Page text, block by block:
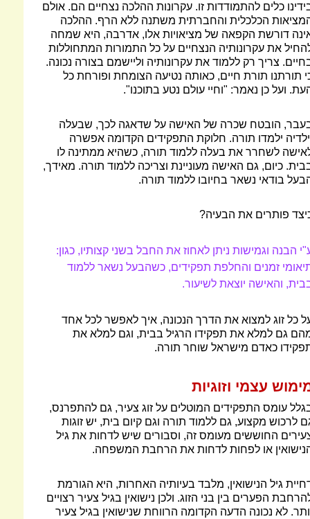
כלים להתמודדות זו. עקרונות ההלכה נצחיים הם. אולם
הכלכלית והחברתית משתנה ללא הרף. ההלכה
דורשת הקפאה של מציאויות אלו, אדרבה, היא שמחה
את עקרונותיה הנצחיים על כל התמורות המתחוללות
צריך רק ללמוד את עקרונותיה וליישמם בצורה נכונה.
תורתנו תורת חיים, כאותה נטיעה הצומחת ופורחת כל
ועל כן נאמר: "וחיי עולם נטע בתוכנו".
הובטח שכרה של האישה על שדאגה לכך, שבעלה
ילמדו תורה. חלוקת התפקידים הקדומה אפשרה
לשחרר את בעלה ללמוד תורה, כשהיא ממתינה לו
כיום, גם האישה מעוניינת וצריכה ללמוד תורה. מאידך,
בודאי נשאר בחיובו ללמוד תורה.
פותרים את הבעיה?
הבנה וגמישות ניתן לאחוז את החבל בשני קצותיו, כגון:
זמנים והחלפת תפקידים, כשהבעל נשאר ללמוד
והאישה יוצאת לשיעור.
כל זוג למצוא את הדרך הנכונה, איך לאפשר לכל אחד
גם למלא את תפקידו הרגיל בבית, וגם למלא את
כאדם מישראל שוחר תורה.
עצמי וזוגיות
עומס התפקידים המוטלים על זוג צעיר, גם להתפרנס,
לרכוש מקצוע, גם ללמוד תורה וגם קיום בית, יש זוגות
החוששים מעומס זה, וסבורים שיש לדחות את גיל
או לפחות לדחות את הרחבת המשפחה.
גיל הנישואין, מלבד בעיותיה האחרות, היא הגורמת
הפערים בין בני הזוג. ולכן נישואין בגיל צעיר רצויים
לא נכונה הדעה הקדומה הרווחת שנישואין בגיל צעיר